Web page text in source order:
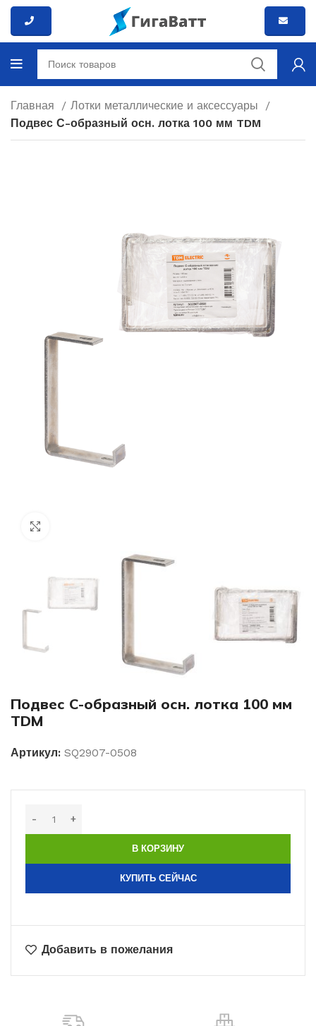
Главная
Лотки металлические и аксессуары
Подвес С-образный осн. лотка 100 мм TDM
Подвес С-образный осн. лотка 100 мм
TDM
Артикул: SQ2907-0508
В КОРЗИНУ
КУПИТЬ СЕЙЧАС
Добавить в пожелания